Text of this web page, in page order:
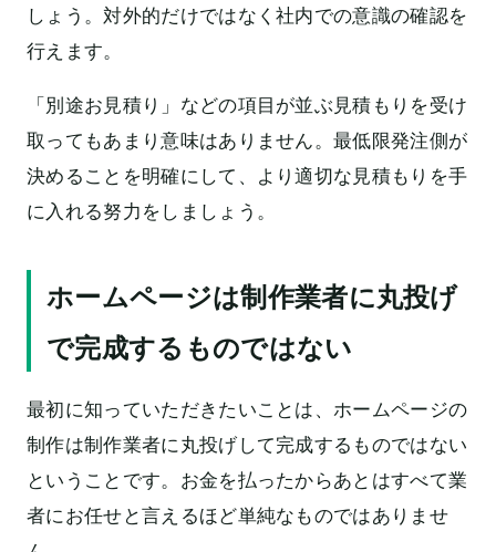
しょう。対外的だけではなく社内での意識の確認を
行えます。
「別途お見積り」などの項目が並ぶ見積もりを受け
取ってもあまり意味はありません。最低限発注側が
決めることを明確にして、より適切な見積もりを手
に入れる努力をしましょう。
ホームページは制作業者に丸投げ
で完成するものではない
最初に知っていただきたいことは、ホームページの
制作は制作業者に丸投げして完成するものではない
ということです。お金を払ったからあとはすべて業
者にお任せと言えるほど単純なものではありませ